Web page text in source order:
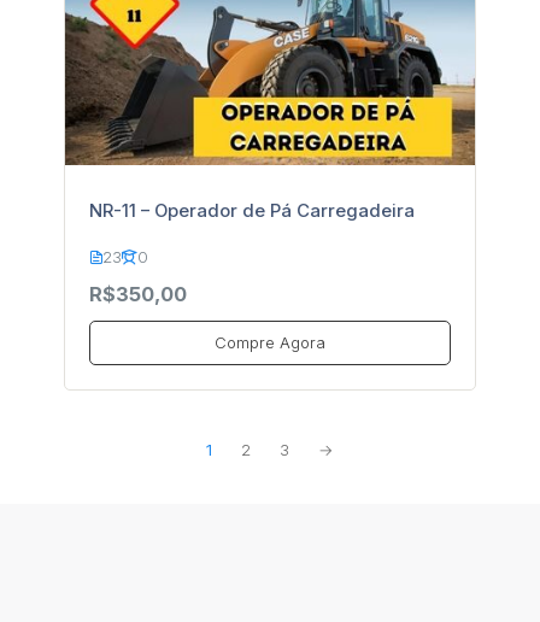
NR-11 – Operador de Pá Carregadeira
23 0
R$350,00
Compre Agora
1 2 3 →